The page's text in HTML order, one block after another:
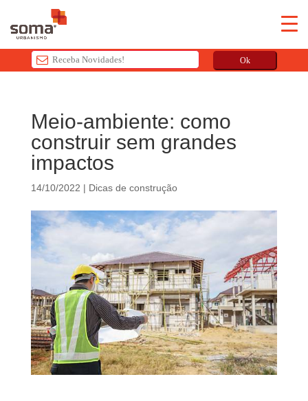
Ok
s
f
i
e
d
s
h
l
d
b
e
l
e
Meio-ambiente: como
construir sem grandes
impactos
14/10/2022 | Dicas de construção